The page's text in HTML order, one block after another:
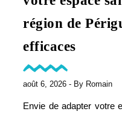
région de
efficaces
août 6, 2026 - By Romain
Envie de adapter votre espace sanitaire pour gagner en